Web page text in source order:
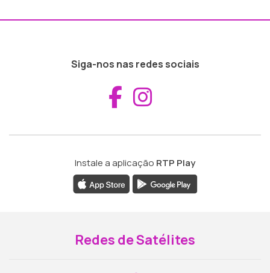
Siga-nos nas redes sociais
Aceder ao
Instale a aplicação RTP Play
Redes de Satélites